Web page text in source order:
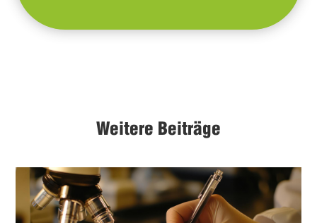
Weitere Beiträge